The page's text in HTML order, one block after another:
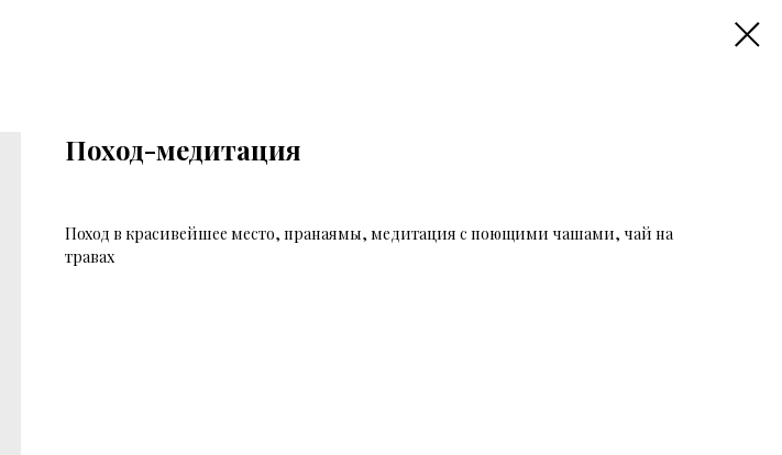
Поход-медитация
Поход в красивейшее место, пранаямы, медитация с поющими чашами, чай на
травах